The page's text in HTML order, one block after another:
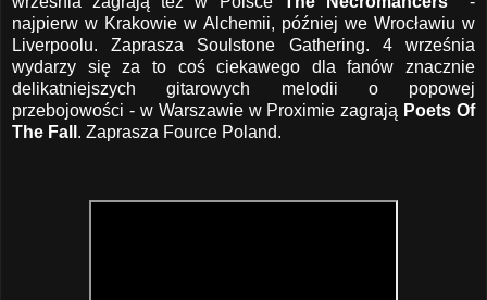
najpierw w Krakowie w Alchemii, później we Wrocławiu w
Liverpoolu. Zaprasza Soulstone Gathering. 4 września
wydarzy się za to coś ciekawego dla fanów znacznie
delikatniejszych gitarowych melodii o popowej
przebojowości - w Warszawie w Proximie zagrają Poets Of
The Fall . Zaprasza Fource Poland.